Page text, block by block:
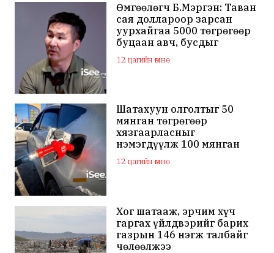
Өмгөөлөгч Б.Мэргэн: Таван
сая доллароор зарсан
уурхайгаа 5000 төгрөгөөр
буцаан авч, бусдыг
залилсан Ө.Ганзоригийн
өмгөөлөгч ёс зүйгүйгээр
12 цагийн өмнө
Шатахуун олголтыг 50
мянган төгрөгөөр
хязгаарласныг
нэмэгдүүлж 100 мянган
төгрөгт хүргэхээр судалж
байна
12 цагийн өмнө
Хог шатааж, эрчим хүч
гаргах үйлдвэрийг барих
газрын 146 нэгж талбайг
чөлөөлжээ